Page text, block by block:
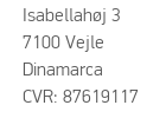
Isabellahøj 3
7100 Vejle
Dinamarca
CVR: 87619117